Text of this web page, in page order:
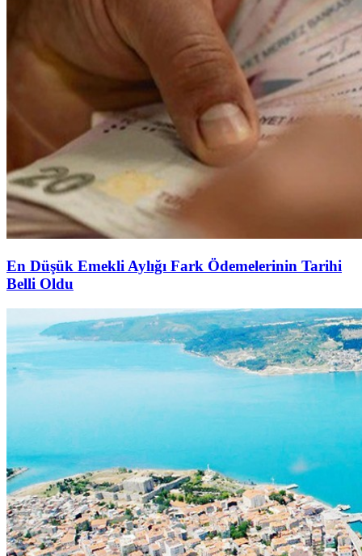
En Düşük Emekli Aylığı Fark Ödemelerinin Tarihi
Belli Oldu